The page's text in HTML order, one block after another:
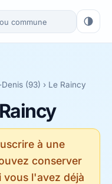
(93) › Le Raincy
à une
conserver
vous l'avez déjà